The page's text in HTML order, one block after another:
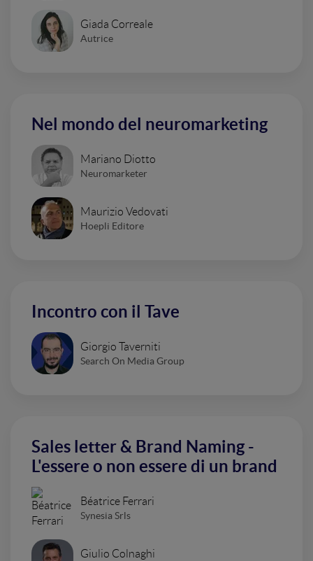
Giada Correale
Autrice
Nel mondo del neuromarketing
Mariano Diotto
Neuromarketer
Maurizio Vedovati
Hoepli Editore
Incontro con il Tave
Giorgio Taverniti
Search On Media Group
Sales letter & Brand Naming -
L'essere o non essere di un brand
Béatrice Ferrari
Synesia Srls
Giulio Colnaghi